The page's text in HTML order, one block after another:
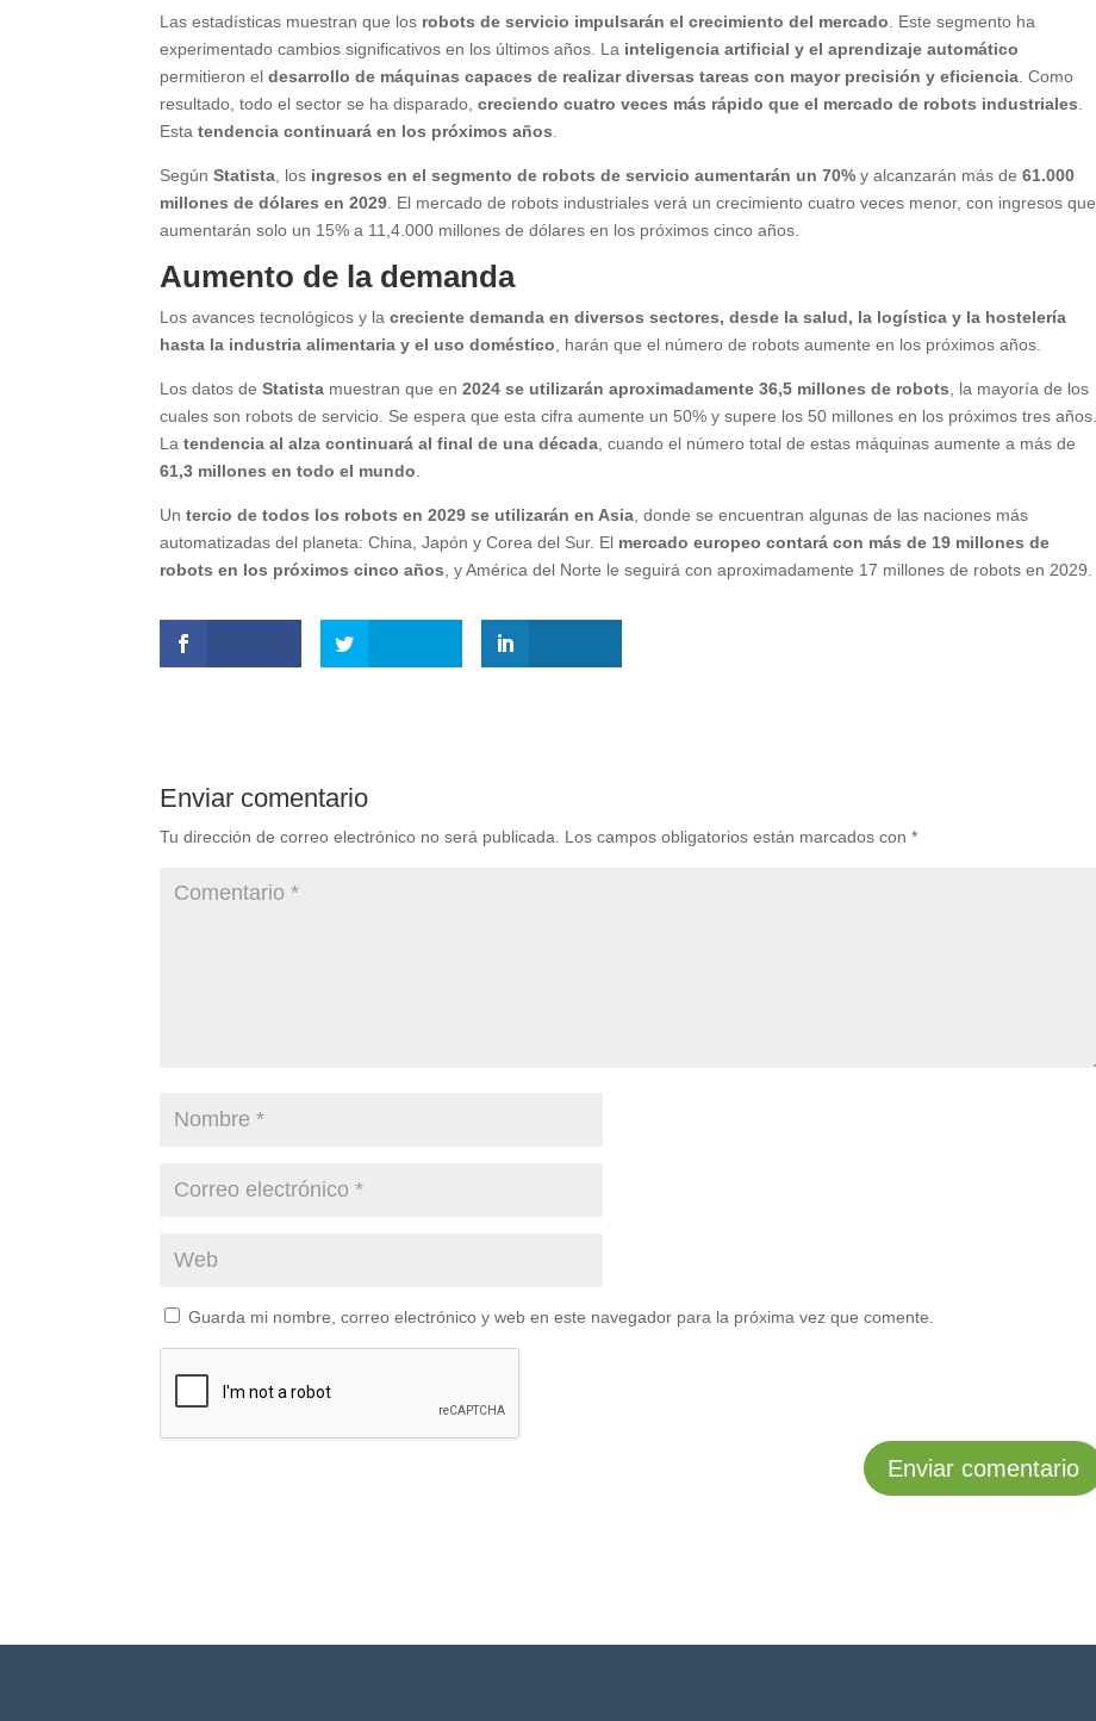
Las estadísticas muestran que los robots de servicio impulsarán el crecimiento del mercado . Este segmento ha
experimentado cambios significativos en los últimos años. La inteligencia artificial y el aprendizaje automático
permitieron eldesarrollo de máquinas capaces de realizar diversas tareas con mayor precisión y eficiencia . Como
resultado, todo el sector se ha disparado,creciendo cuatro veces más rápido que el mercado de robots industriales
Estatendencia continuará en los próximos años
SegúnStatista , los ingresos en el segmento de robots de servicio aumentarán un 70% y alcanzarán más de61.000
millones de dólares en 2029 . El mercado de robots industriales verá un crecimiento cuatro veces menor, con ingresos que
aumentarán solo un 15% a 11,4.000 millones de dólares en los próximos cinco años.
Aumento de la demanda
Los avances tecnológicos y la creciente demanda en diversos sectores, desde la salud, la logística y la hostelería
hasta la industria alimentaria y el uso doméstico , harán que el número de robots aumente en los próximos años.
Los datos deStatista muestran que en2024 se utilizarán aproximadamente 36,5 millones de robots , la mayoría de los
cuales son robots de servicio. Se espera que esta cifra aumente un 50% y supere los 50 millones en los próximos tres años.
Latendencia al alza continuará al final de una década , cuando el número total de estas máquinas aumente a más de
61,3 millones en todo el mundo
Un tercio de todos los robots en 2029 se utilizarán en Asia , donde se encuentran algunas de las naciones más
automatizadas del planeta: China, Japón y Corea del Sur. El mercado europeo contará con más de 19 millones de
robots en los próximos cinco años , y América del Norte le seguirá con aproximadamente 17 millones de robots en 2029.
Enviar comentario
Tu dirección de correo electrónico no será publicada. Los campos obligatorios están marcados con*
Guarda mi nombre, correo electrónico y web en este navegador para la próxima vez que comente.